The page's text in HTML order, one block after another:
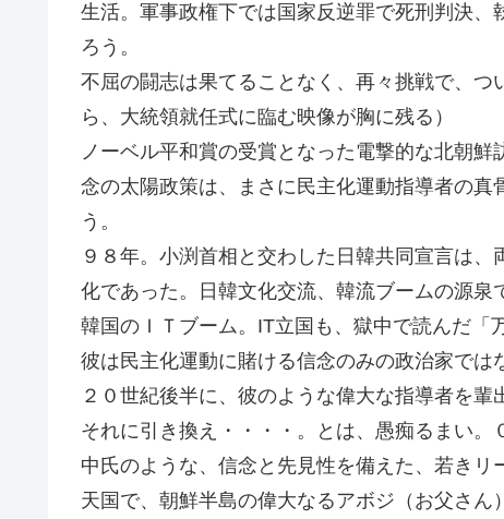
生活。軍事政権下では国家反逆罪で死刑判決
ろう。
不屈の闘志は果てることなく、再々挑戦で、
ら、大統領就任式に臨む映像が胸に残る）
ノーベル平和賞の受賞となった電撃的な北朝
念の太陽政策は、まさに民主化運動指導者の
う。
９８年。小渕首相と交わした日韓共同宣言は
化であった。日韓文化交流、韓流ブームの源泉
韓国のＩＴブーム。IT立国も、獄中で読んだ「
彼は民主化運動に賭ける信念のみの政治家では
２０世紀後半に、彼のような偉大な指導者を輩
それに引き換え・・・・。とは、愚痴るまい
中氏のような、信念と先見性を備えた、若きリ
天国で、朝鮮半島の偉大なるアボジ（お父さ